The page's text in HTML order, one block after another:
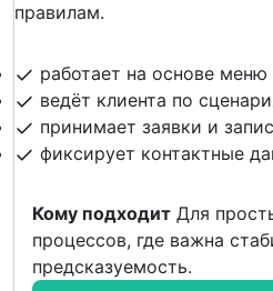
правилам.
работает на основе
ведёт клиента по
принимает заявки и
фиксирует контактные
Кому подходит Для
процессов, где важна
предсказуемость.